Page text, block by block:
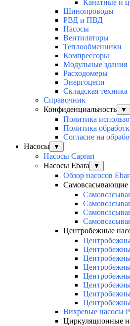
Канатные и
Шинопроводы
РВД и ПВД
Насосы
Вентиляторы
Теплообменники
Компрессоры
Модульные здания
Расходомеры
Энергоцепи
Складская техника
Справочник
Конфиденциальность
▼
Политика
Политика
Согласие на
Насосы
▼
Насосы Caprari
Насосы Ebara
▼
Обзор насосов
Самовсасывающие
Центробежные
Вихревые насосы
Циркуляционные